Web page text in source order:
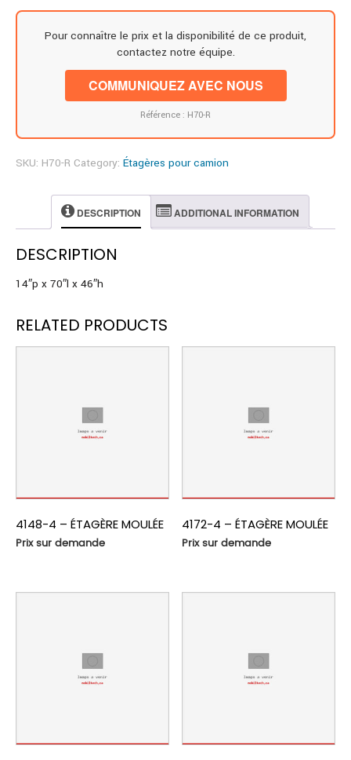
Pour connaître le prix et la disponibilité de ce produit,
contactez notre équipe.
COMMUNIQUEZ AVEC NOUS
Référence : H70-R
SKU: H70-R Category: Étagères pour camion
DESCRIPTION ADDITIONAL INFORMATION
DESCRIPTION
14″p x 70″l x 46″h
RELATED PRODUCTS
4148-4 – ÉTAGÈRE MOULÉE
Prix sur demande
4172-4 – ÉTAGÈRE MOULÉE
Prix sur demande